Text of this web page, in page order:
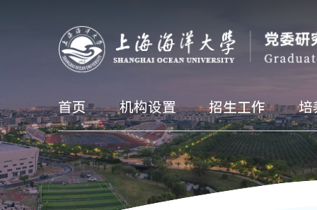
首页 机构设置 招生工作 培